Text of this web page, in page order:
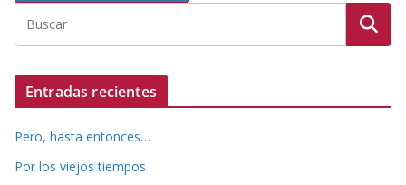
Entradas recientes
Pero, hasta entonces…
Por los viejos tiempos